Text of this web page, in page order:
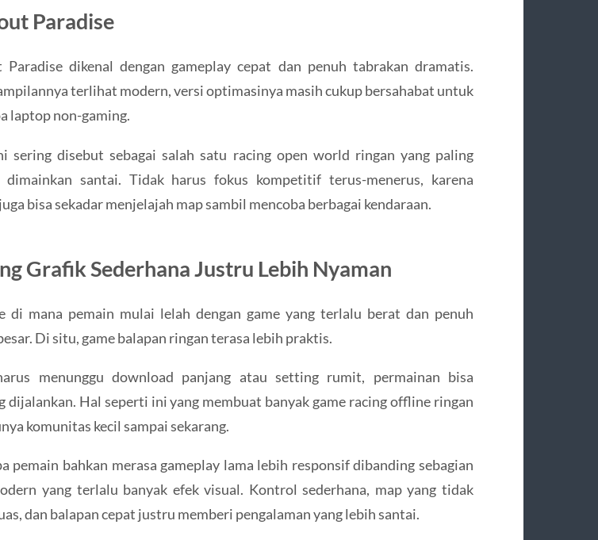
Paradise
Paradise dikenal dengan gameplay cepat dan penuh tabrakan dramatis.
terlihat modern, versi optimasinya masih cukup bersahabat untuk
laptop non-gaming.
sering disebut sebagai salah satu racing open world ringan yang paling
dimainkan santai. Tidak harus fokus kompetitif terus-menerus, karena
bisa sekadar menjelajah map sambil mencoba berbagai kendaraan.
Grafik Sederhana Justru Lebih Nyaman
di mana pemain mulai lelah dengan game yang terlalu berat dan penuh
Di situ, game balapan ringan terasa lebih praktis.
menunggu download panjang atau setting rumit, permainan bisa
dijalankan. Hal seperti ini yang membuat banyak game racing offline ringan
komunitas kecil sampai sekarang.
pemain bahkan merasa gameplay lama lebih responsif dibanding sebagian
yang terlalu banyak efek visual. Kontrol sederhana, map yang tidak
dan balapan cepat justru memberi pengalaman yang lebih santai.